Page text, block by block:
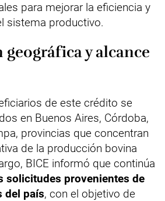
para mejorar la eficiencia y
sistema productivo.
y alcance
de este crédito se
en Buenos Aires, Córdoba,
provincias que concentran
de la producción bovina
BICE informó que continúa
solicitudes provenientes de
del país, con el objetivo de